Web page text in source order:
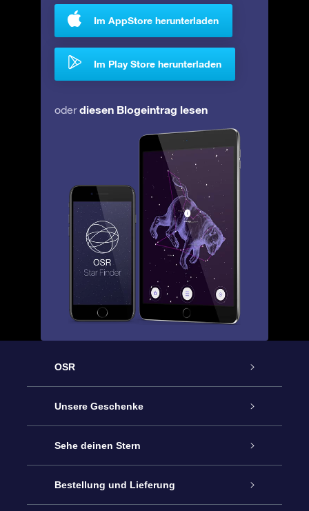
Im AppStore herunterladen
Im Play Store herunterladen
oderdiesen Blogeintrag lesen
OSR
Service
Kontakt
Blog
Unsere Geschenke
Sterne schenken
OSR-Geschenkpaket
Sehe deinen Stern
Sternregister
Bestellung und Lieferung